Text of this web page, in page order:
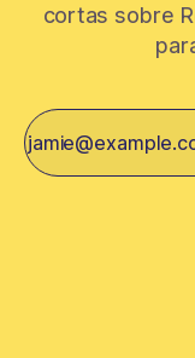
cortas sobre